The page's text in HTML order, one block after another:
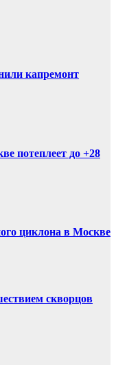
капремонт
потеплеет до +28
циклона в Москве
скворцов